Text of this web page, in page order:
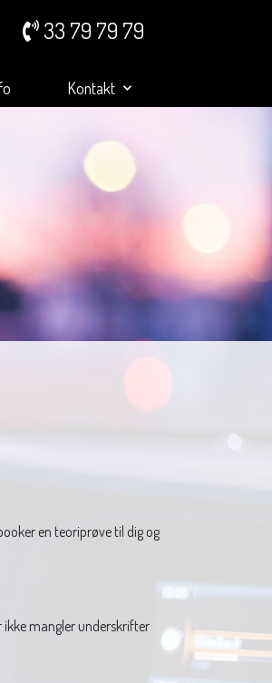
33 79 79 79
Kontakt
en teoriprøve til dig og
mangler underskrifter